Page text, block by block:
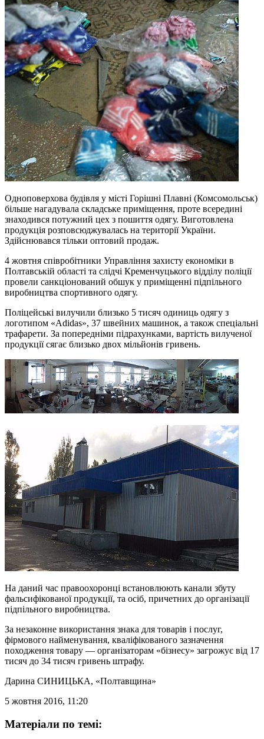
Одноповерхова будівля у місті Горішні Плавні (Комсомольськ)
більше нагадувала складське приміщення, проте всередині
знаходився потужний цех з пошиття одягу. Виготовлена
продукція розповсюджувалась на території України.
Здійснювався тільки оптовий продаж.
4 жовтня співробітники Управління захисту економіки в
Полтавській області та слідчі Кременчуцького відділу поліції
провели санкціонований обшук у приміщенні підпільного
виробництва спортивного одягу.
Поліцейські вилучили близько 5 тисяч одиниць одягу з
логотипом «Adidas», 37 швейних машинок, а також спеціальні
трафарети. За попередніми підрахунками, вартість вилученої
продукції сягає близько двох мільйонів гривень.
На даний час правоохоронці встановлюють канали збуту
фальсифікованої продукції, та осіб, причетних до організації
підпільного виробництва.
За незаконне використання знака для товарів і послуг,
фірмового найменування, кваліфікованого зазначення
походження товару — організаторам «бізнесу» загрожує від 17
тисяч до 34 тисяч гривень штрафу.
Дарина СИНИЦЬКА, «Полтавщина»
5 жовтня 2016, 11:20
Матеріали по темі: